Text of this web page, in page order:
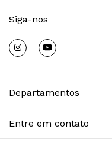
Siga-nos
Departamentos
Entre em contato